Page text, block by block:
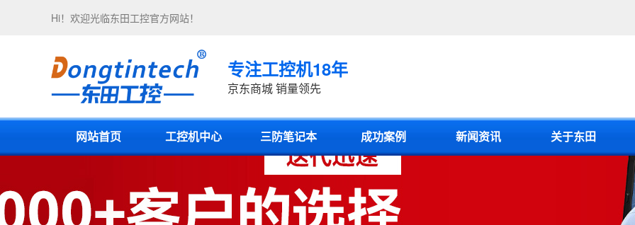
Hi！欢迎光临东田工控官方网站！
专注工控机18年
京东商城 销量领先
网站首页 工控机中心 三防笔记本 成功案例 新闻资讯 关于东田